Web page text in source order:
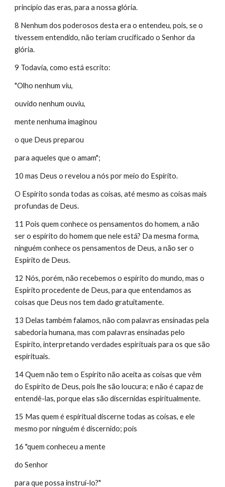
princípio das eras, para a nossa glória.
8 Nenhum dos poderosos desta era o entendeu, pois, se o
tivessem entendido, não teriam crucificado o Senhor da
glória.
9 Todavia, como está escrito:
"Olho nenhum viu,
ouvido nenhum ouviu,
mente nenhuma imaginou
o que Deus preparou
para aqueles que o amam";
10 mas Deus o revelou a nós por meio do Espírito.
O Espírito sonda todas as coisas, até mesmo as coisas mais
profundas de Deus.
11 Pois quem conhece os pensamentos do homem, a não
ser o espírito do homem que nele está? Da mesma forma,
ninguém conhece os pensamentos de Deus, a não ser o
Espírito de Deus.
12 Nós, porém, não recebemos o espírito do mundo, mas o
Espírito procedente de Deus, para que entendamos as
coisas que Deus nos tem dado gratuitamente.
13 Delas também falamos, não com palavras ensinadas pela
sabedoria humana, mas com palavras ensinadas pelo
Espírito, interpretando verdades espirituais para os que são
espirituais.
14 Quem não tem o Espírito não aceita as coisas que vêm
do Espírito de Deus, pois lhe são loucura; e não é capaz de
entendê-las, porque elas são discernidas espiritualmente.
15 Mas quem é espiritual discerne todas as coisas, e ele
mesmo por ninguém é discernido; pois
16 "quem conheceu a mente
do Senhor
para que possa instruí-lo?"